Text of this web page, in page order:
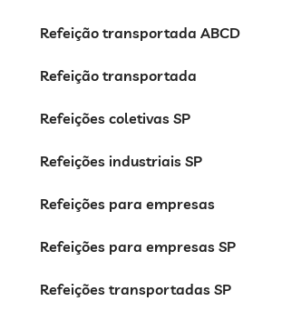
Refeição transportada ABCD
Refeição transportada
Refeições coletivas SP
Refeições industriais SP
Refeições para empresas
Refeições para empresas SP
Refeições transportadas SP